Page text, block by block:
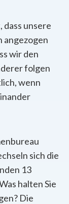
unsere
angezogen
wir den
folgen
wenn
sich die
13
halten Sie
Die